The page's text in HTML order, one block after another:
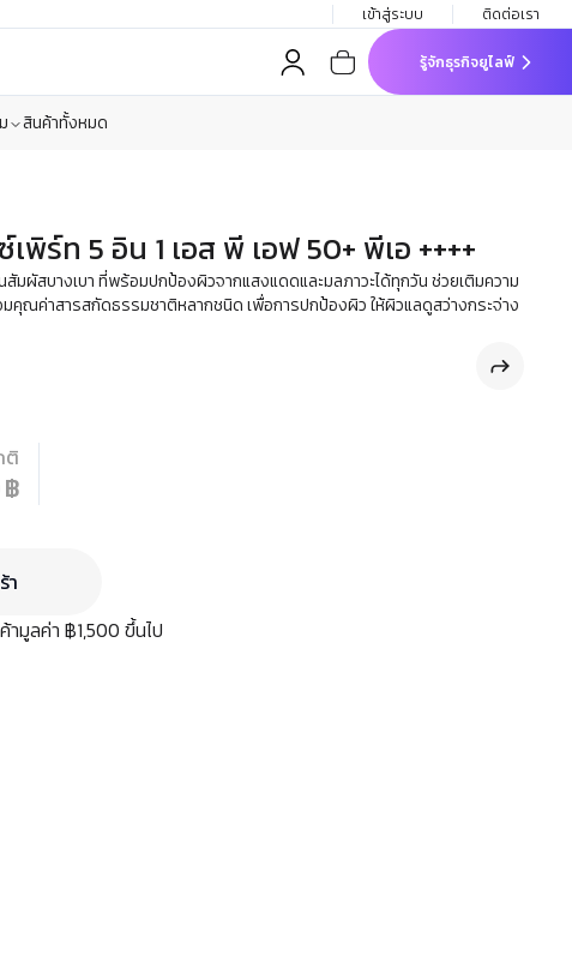
เข้าสู่ระบบ ติดต่อเรา
รู้จักธุรกิจยูไลฟ์
สินค้าทั้งหมด
พิร์ท 5 อิน 1 เอส พี เอฟ 50+ พีเอ ++++
ผัสบางเบา ที่พร้อมปกป้องผิวจากแสงแดดและมลภาวะได้ทุกวัน ช่วยเติมความ
คุณค่าสารสกัดธรรมชาติหลากชนิด เพื่อการปกป้องผิว ให้ผิวแลดูสว่างกระจ่าง
ติ
฿
า
ามูลค่า ฿1,500 ขึ้นไป